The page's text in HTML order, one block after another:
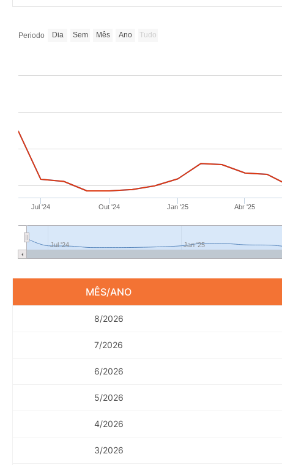
Periodo Dia Sem Mês Ano Tudo
Jul '24 Out '24 Jan '25 Abr '25
Jul '24 Jan '25
MÊS/ANO
8/2026
7/2026
6/2026
5/2026
4/2026
3/2026